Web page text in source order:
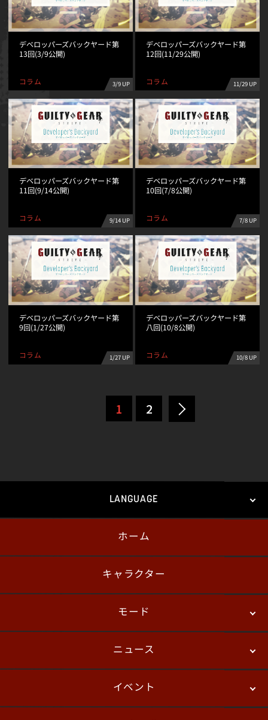
デベロッパーズバックヤード第
13回(3/9公開)
コラム 3/9 UP
デベロッパーズバックヤード第
12回(11/29公開)
コラム 11/29 UP
デベロッパーズバックヤード第
11回(9/14公開)
コラム 9/14 UP
デベロッパーズバックヤード第
10回(7/8公開)
コラム 7/8 UP
デベロッパーズバックヤード第
9回(1/27公開)
コラム 1/27 UP
デベロッパーズバックヤード第
八回(10/8公開)
コラム 10/8 UP
1 2
LANGUAGE
English
ホーム
キャラクター
モード
バトル
ニュース
パッチノート
イベント